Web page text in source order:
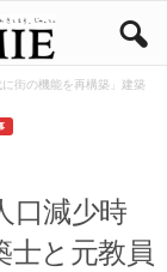
街の機能を再構築」建築
口減少時
と元教員